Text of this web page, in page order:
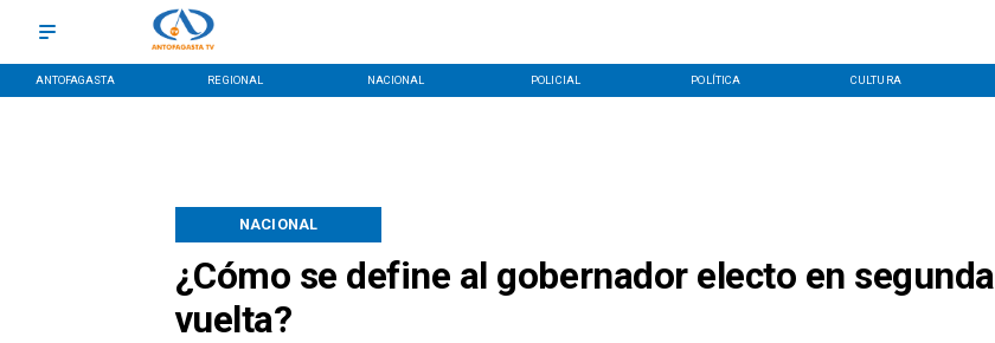
ANTOFAGASTA REGIONAL NACIONAL POLICIAL POLÍTICA CULTURA
¿Cómo se define al gobernador electo en segunda
vuelta?
NACIONAL